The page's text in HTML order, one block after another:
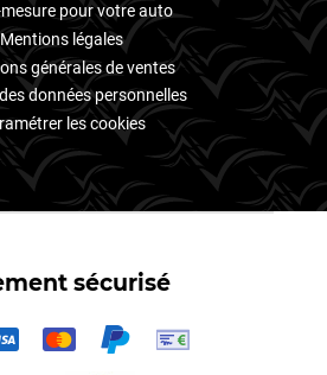
pour votre auto
Mentions légales
générales de ventes
données personnelles
les cookies
sécurisé